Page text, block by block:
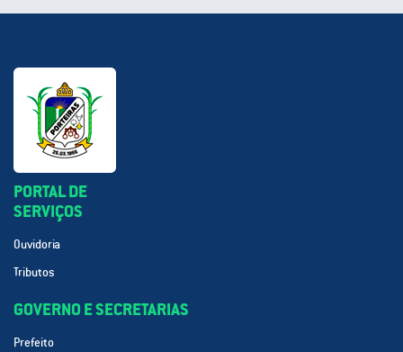
PORTAL DE
SERVIÇOS
Ouvidoria
Tributos
GOVERNO E SECRETARIAS
Prefeito